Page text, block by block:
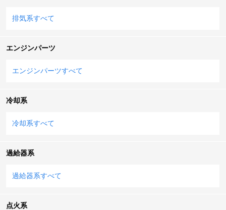
排気系すべて
エンジンパーツ
エンジンパーツすべて
冷却系
冷却系すべて
過給器系
過給器系すべて
点火系